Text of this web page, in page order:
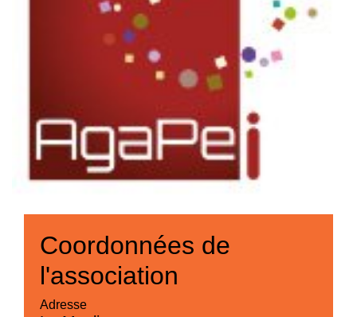
Coordonnées de
l'association
Adresse